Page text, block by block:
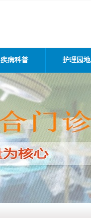
疾病科普 护理园地